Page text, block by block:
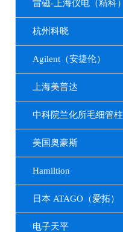
雷磁-上海仪电（精科）
杭州科晓
Agilent（安捷伦）
上海美普达
中科院兰化所毛细管柱
美国奥豪斯
Hamiltion
日本 ATAGO（爱拓）
电子天平